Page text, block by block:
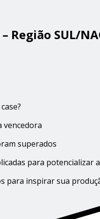
– Região SUL/
vencedora
superados
para potencializar
para inspirar sua